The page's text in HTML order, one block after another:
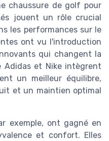
chaussure de golf pour
jouent un rôle crucial
les performances sur le
ont vu l'introduction
qui changent la
Adidas et Nike intègrent
un meilleur équilibre,
et un maintien optimal
exemple, ont gagné en
et confort. Elles